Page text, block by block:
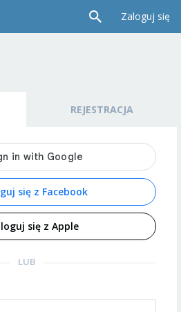
Zaloguj się
REJESTRACJA
się z Facebook
się z Apple
LUB